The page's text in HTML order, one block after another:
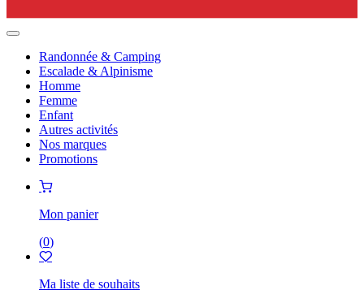
Randonnée & Camping
Escalade & Alpinisme
Homme
Femme
Enfant
Autres activités
Nos marques
Promotions
Mon panier
(0)
Ma liste de souhaits